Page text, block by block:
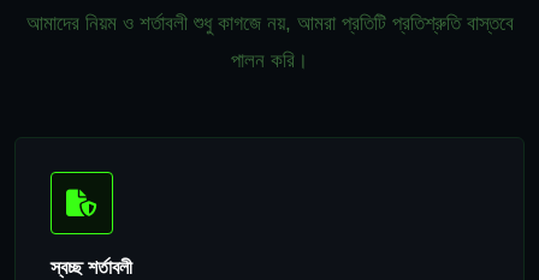
আমাদের নিয়ম ও শর্তাবলী শুধু কাগজে নয়, আমরা প্রতিটি প্রতিশ্রুতি বাস্তবে
পালন করি।
স্বচ্ছ শর্তাবলী